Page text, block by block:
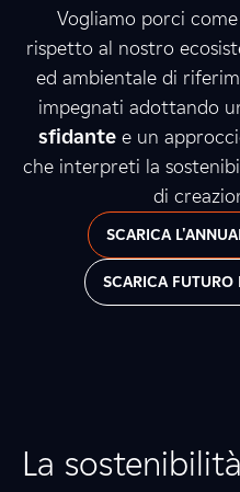
Vogliamo porci
rispetto al nostro
ed ambientale di
impegnati adottando
sfidante e un
che interpreti la
di
SCARICA
SCARICA
La